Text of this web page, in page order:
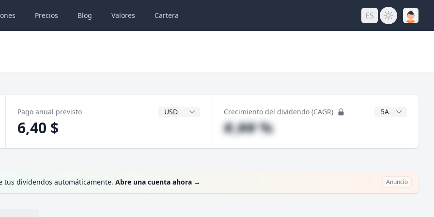
Precios Blog Valores Cartera ES
Pago anual previsto Divisa del dividendo
6,40 $
Crecimiento del dividendo (CAGR) Años CAGR
#,## %
tus dividendos automáticamente. Abre una cuenta ahora → Anuncio